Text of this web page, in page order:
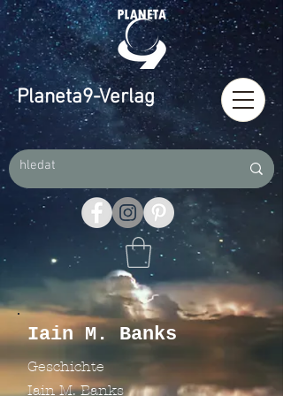
Planeta9-Verlag
Iain M. Banks
Geschichte
Iain M. Banks